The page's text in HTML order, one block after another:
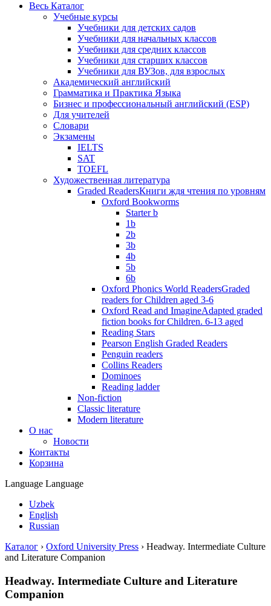
Весь Каталог
Учебные курсы
Учебники для детских садов
Учебники для начальных классов
Учебники для средних классов
Учебники для старших классов
Учебники для ВУЗов, для взрослых
Академический английский
Грамматика и Практика Языка
Бизнес и профессиональный английский (ESP)
Для учителей
Словари
Экзамены
IELTS
SAT
TOEFL
Художественная литература
Graded ReadersКниги ждя чтения по уровням
Oxford Bookworms
Starter b
1b
2b
3b
4b
5b
6b
Oxford Phonics World ReadersGraded
readers for Children aged 3-6
Oxford Read and ImagineAdapted graded
fiction books for Children. 6-13 aged
Reading Stars
Pearson English Graded Readers
Penguin readers
Collins Readers
Dominoes
Reading ladder
Non-fiction
Classic literature
Modern literature
О нас
Новости
Контакты
Корзина
Language Language
Uzbek
English
Russian
Каталог › Oxford University Press › Headway. Intermediate Culture
and Literature Companion
Headway. Intermediate Culture and Literature
Companion